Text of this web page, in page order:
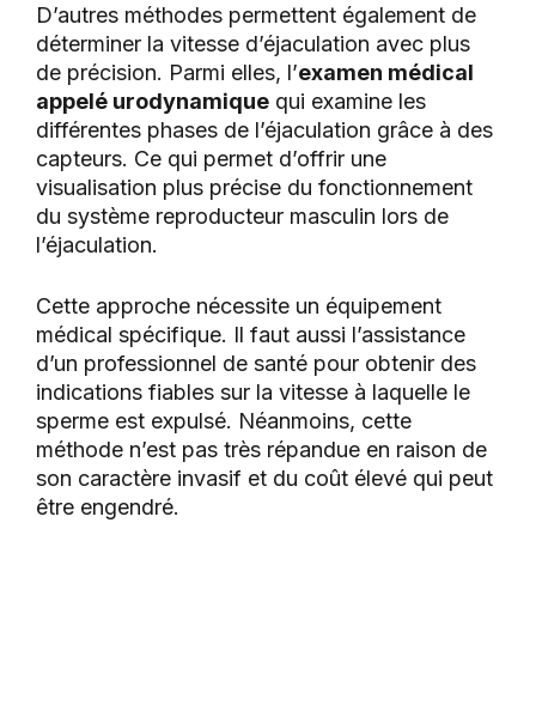
D’autres méthodes permettent également de
déterminer la vitesse d’éjaculation avec plus
de précision. Parmi elles, l’examen médical
appelé urodynamique qui examine les
différentes phases de l’éjaculation grâce à des
capteurs. Ce qui permet d’offrir une
visualisation plus précise du fonctionnement
du système reproducteur masculin lors de
l’éjaculation.
Cette approche nécessite un équipement
médical spécifique. Il faut aussi l’assistance
d’un professionnel de santé pour obtenir des
indications fiables sur la vitesse à laquelle le
sperme est expulsé. Néanmoins, cette
méthode n’est pas très répandue en raison de
son caractère invasif et du coût élevé qui peut
être engendré.